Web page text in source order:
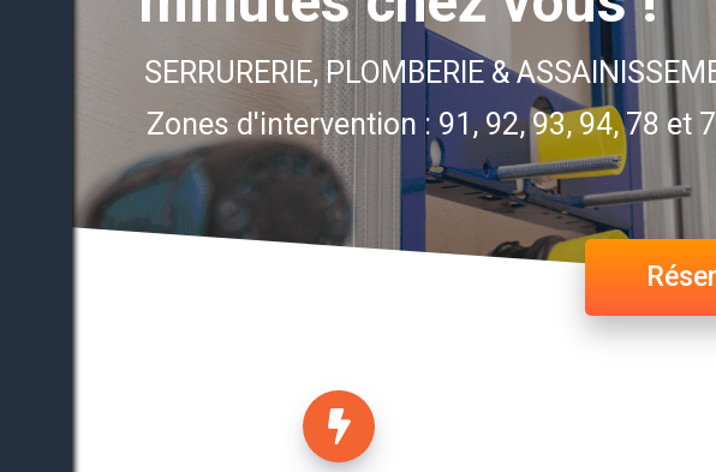
SERRURERIE, PLOMBERIE &
Zones d'intervention : 91, 92, 93, 94, 78 et